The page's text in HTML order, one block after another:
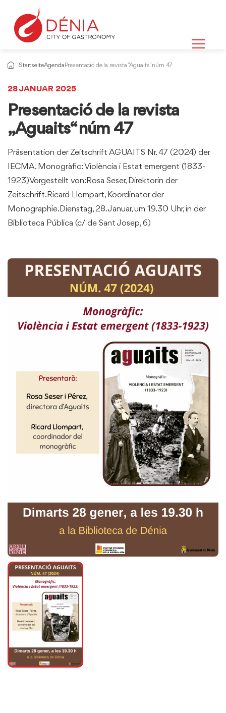
StartseiteAgenda Presentació de la revista "Aguaits" núm 47
28 JANUAR 2025
Presentació de la revista
„Aguaits“ núm 47
Präsentation der Zeitschrift AGUAITS Nr. 47 (2024) der
IECMA. Monogràfic: Violència i Estat emergent (1833-
1923)Vorgestellt von:Rosa Seser, Direktorin der
Zeitschrift.Ricard Llompart, Koordinator der
Monographie.Dienstag, 28. Januar, um 19.30 Uhr, in der
Biblioteca Pública (c/ de Sant Josep, 6)